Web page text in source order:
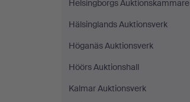
Helsingborgs Auktionskammare
Hälsinglands Auktionsverk
Höganäs Auktionsverk
Höörs Auktionshall
Kalmar Auktionsverk